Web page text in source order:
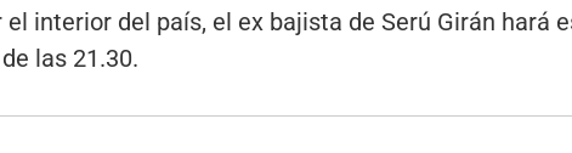
interior del país, el ex bajista de Serú Girán hará
las 21.30.